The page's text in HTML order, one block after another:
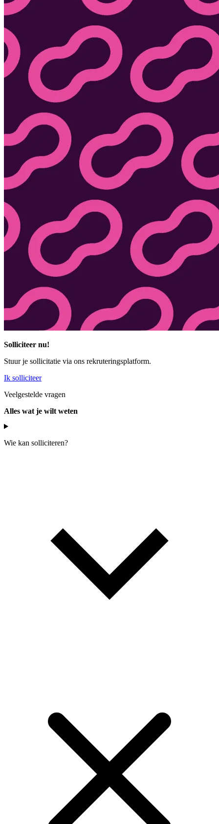
Solliciteer nu!
Stuur je sollicitatie via ons rekruteringsplatform.
Ik solliciteer
Veelgestelde vragen
Alles wat je wilt weten
Wie kan solliciteren?